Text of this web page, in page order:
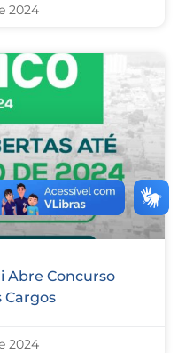
2024
Abre Concurso
Cargos
2024